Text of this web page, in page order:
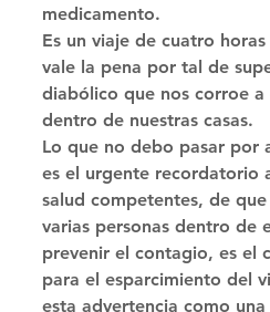
medicamento.
Es un viaje de cuatro
vale la pena por tal de
diabólico que nos corroe
dentro de nuestras casas.
Lo que no debo pasar por
es el urgente recordatorio
salud competentes, de
varias personas dentro de
prevenir el contagio, es el
para el esparcimiento del
esta advertencia como